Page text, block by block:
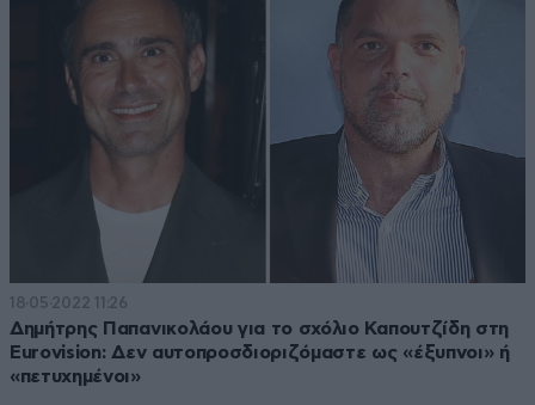
18·05·2022 11:26
Δημήτρης Παπανικολάου για το σχόλιο Καπουτζίδη στη
Eurovision: Δεν αυτοπροσδιοριζόμαστε ως «έξυπνοι» ή
«πετυχημένοι»